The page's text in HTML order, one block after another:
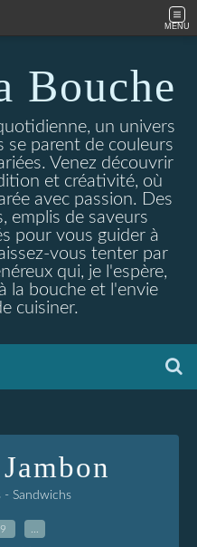
MENU
Bouche
un univers
se parent de couleurs
Venez découvrir
et créativité, où
avec passion. Des
emplis de saveurs
pour vous guider à
vous tenter par
qui, je l'espère,
la bouche et l'envie
cuisiner.
- Sandwichs